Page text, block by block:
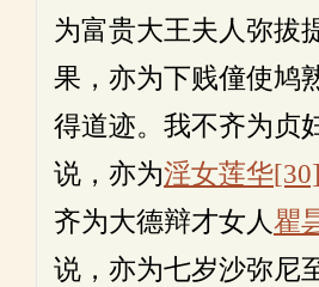
为富贵大王夫人弥拔
果，亦为下贱僮使鸠
得道迹。我不齐为贞
说，亦为淫女莲华[30]
齐为大德辩才女人瞿
说，亦为七岁沙弥尼